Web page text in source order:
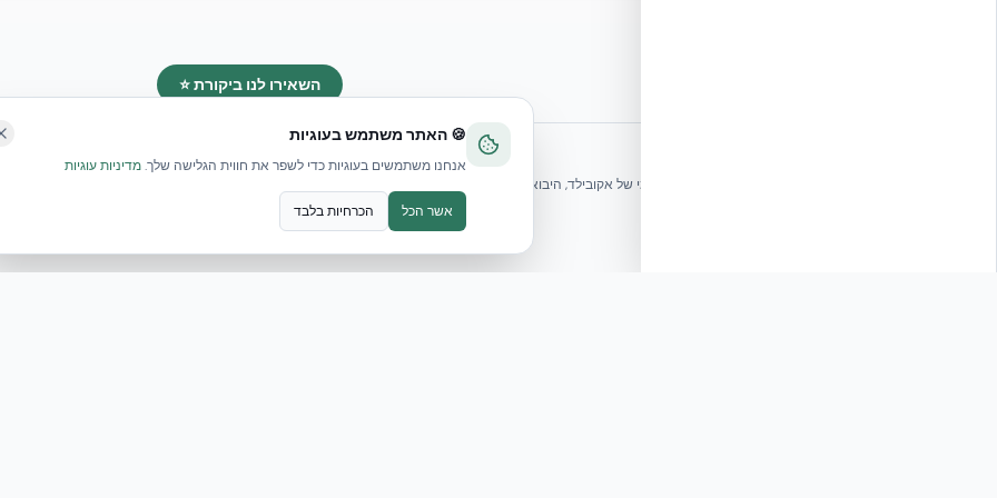
השאירו לנו ביקורת ⭐
🍪 האתר משתמש בעוגיות
אנחנו משתמשים בעוגיות כדי לשפר את חווית הגלישה שלך.מדיניות עוגיות
אשר הכל הכרחיות בלבד